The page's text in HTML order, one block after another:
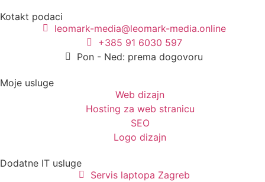
Kotakt podaci
leomark-media@leomark-media.online
+385 91 6030 597
Pon - Ned: prema dogovoru
Moje usluge
Web dizajn
Hosting za web stranicu
SEO
Logo dizajn
Dodatne IT usluge
Servis laptopa Zagreb